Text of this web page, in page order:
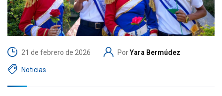
21 de febrero de 2026 PorYara Bermúdez
Noticias